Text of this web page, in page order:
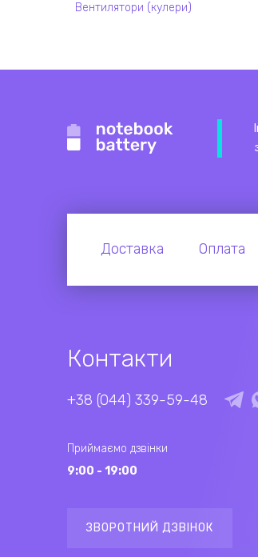
Вентилятори (кулери)
Доставка Оплата
Контакти
+38 (044) 339-59-48
Приймаємо дзвінки
9:00 - 19:00
ЗВОРОТНИЙ ДЗВІНОК